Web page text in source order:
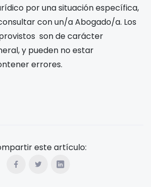
por una situación específica,
con un/a Abogado/a. Los
son de carácter
y pueden no estar
errores.
este artículo: